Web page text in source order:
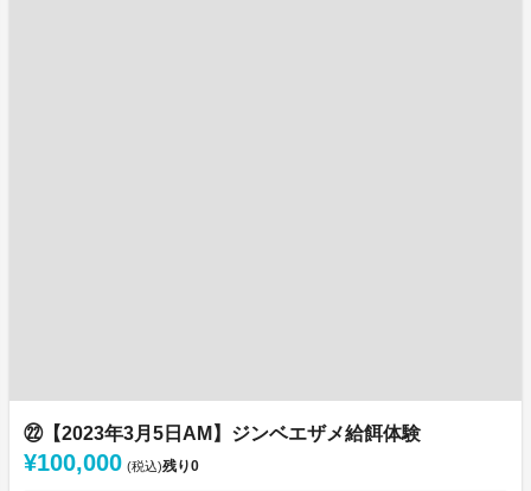
㉒【2023年3月5日AM】ジンベエザメ給餌体験
¥100,000 (税込)残り0